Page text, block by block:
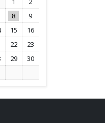
8
9
15
16
22
23
29
30